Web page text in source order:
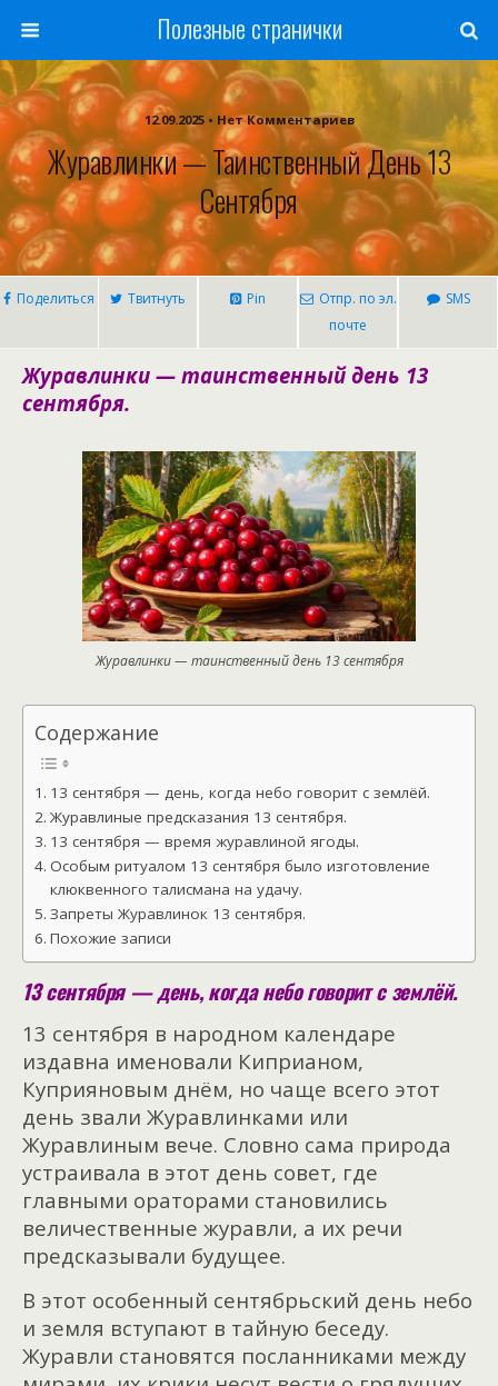
Полезные странички
12.09.2025 • Нет Комментариев
Журавлинки — Таинственный День 13
Сентября
Поделиться Твитнуть Pin
Отпр. по эл.
почте
SMS
Журавлинки — таинственный день 13
сентября.
Журавлинки — таинственный день 13 сентября
Содержание
13 сентября — день, когда небо говорит с землёй.
Журавлиные предсказания 13 сентября.
13 сентября — время журавлиной ягоды.
Особым ритуалом 13 сентября было изготовление
клюквенного талисмана на удачу.
Запреты Журавлинок 13 сентября.
Похожие записи
13 сентября — день, когда небо говорит с землёй.
13 сентября в народном календаре
издавна именовали Киприаном,
Куприяновым днём, но чаще всего этот
день звали Журавлинками или
Журавлиным вече. Словно сама природа
устраивала в этот день совет, где
главными ораторами становились
величественные журавли, а их речи
предсказывали будущее.
В этот особенный сентябрьский день небо
и земля вступают в тайную беседу.
Журавли становятся посланниками между